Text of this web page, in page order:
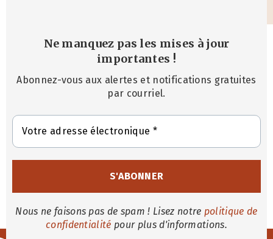
Ne manquez pas les mises à jour
importantes !
Abonnez-vous aux alertes et notifications gratuites
par courriel.
Nous ne faisons pas de spam ! Lisez notre politique de
confidentialité pour plus d'informations.